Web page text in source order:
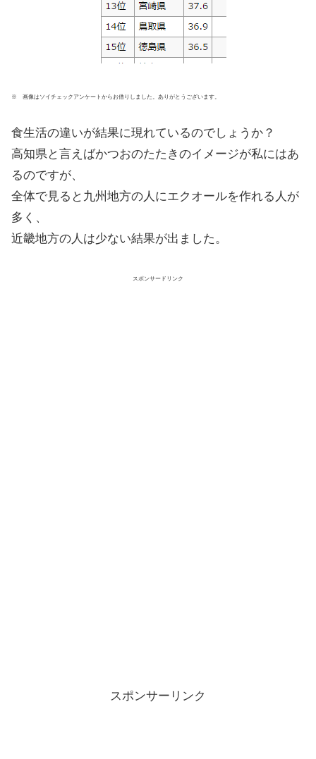
※ 画像はソイチェックアンケートからお借りしました。ありがとうございます。
食生活の違いが結果に現れているのでしょうか？
高知県と言えばかつおのたたきのイメージが私にはあ
るのですが、
全体で見ると九州地方の人にエクオールを作れる人が
多く、
近畿地方の人は少ない結果が出ました。
スポンサードリンク
スポンサーリンク